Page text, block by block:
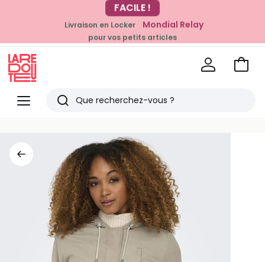
-20% dès 39€*
sur la mode
Livraison en Locker Mondial Relay
pour vos petits articles
Menu
Redoute
Rechercher
articles
vus
Voir